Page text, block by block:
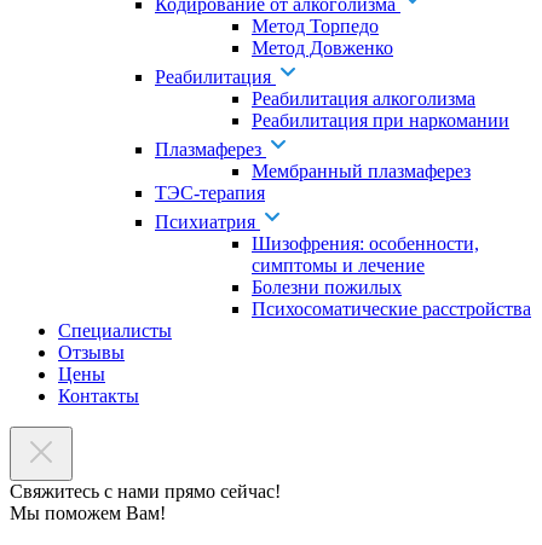
Кодирование от алкоголизма
Метод Торпедо
Метод Довженко
Реабилитация
Реабилитация алкоголизма
Реабилитация при наркомании
Плазмаферез
Мембранный плазмаферез
ТЭС-терапия
Психиатрия
Шизофрения: особенности,
симптомы и лечение
Болезни пожилых
Психосоматические расстройства
Специалисты
Отзывы
Цены
Контакты
Свяжитесь с нами прямо сейчас!
Мы поможем Вам!